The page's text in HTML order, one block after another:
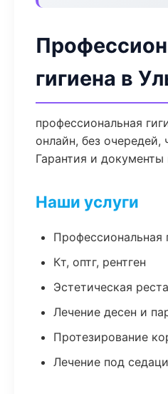
гигиена в
профессиональная
онлайн, без очередей,
Гарантия и документы
Наши услуги
Профессиональная
Кт, оптг, рентген
Эстетическая
Лечение десен и
Протезирование
Лечение под